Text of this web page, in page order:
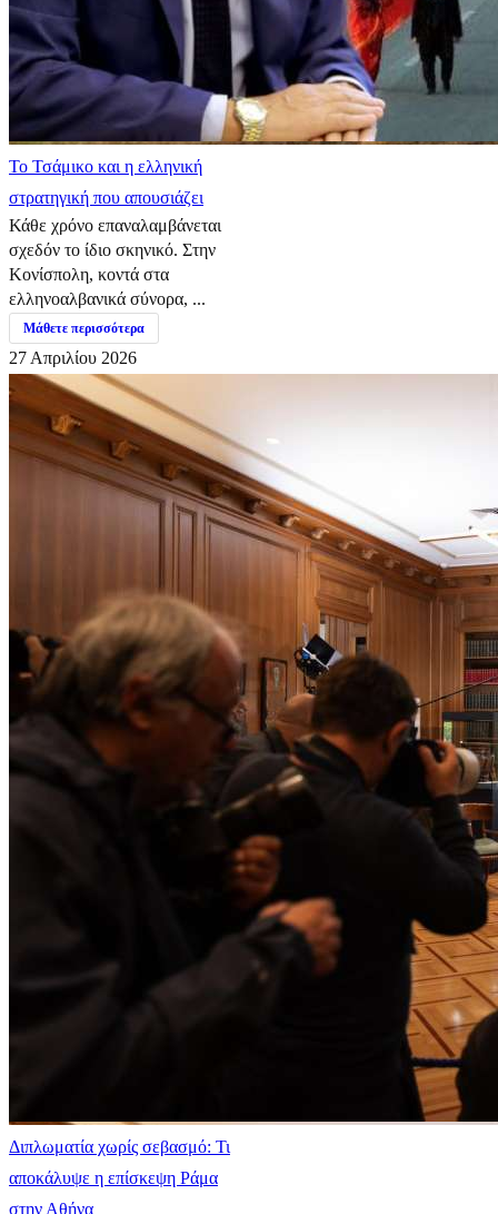
​Το Τσάμικο και η ελληνική
στρατηγική που απουσιάζει
Κάθε χρόνο επαναλαμβάνεται
σχεδόν το ίδιο σκηνικό. Στην
Κονίσπολη, κοντά στα
ελληνοαλβανικά σύνορα, ...
Μάθετε περισσότερα
27 Απριλίου 2026
Διπλωματία χωρίς σεβασμό: Τι
αποκάλυψε η επίσκεψη Ράμα
στην Αθήνα